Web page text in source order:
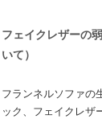
フェイクレザーの
いて）
フランネルソファの
ック、フェイクレザ